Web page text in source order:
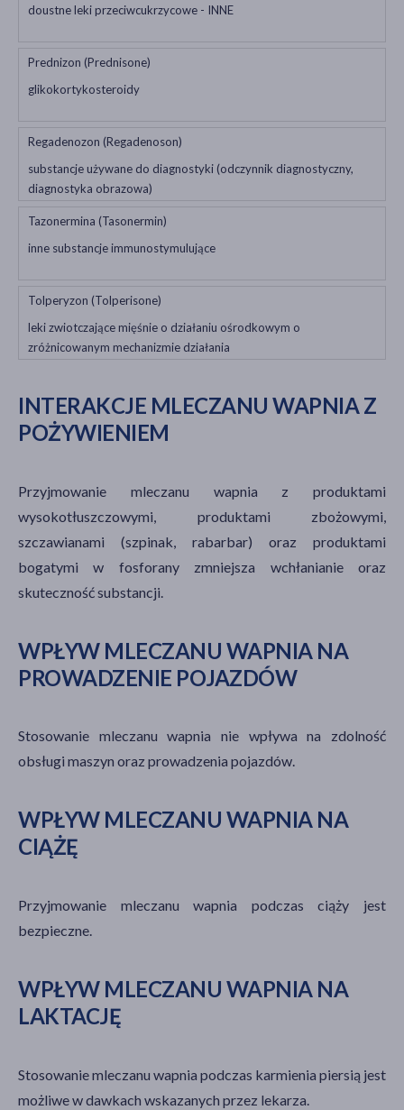
doustne leki przeciwcukrzycowe - INNE
Prednizon (Prednisone)
glikokortykosteroidy
Regadenozon (Regadenoson)
substancje używane do diagnostyki (odczynnik diagnostyczny,
diagnostyka obrazowa)
Tazonermina (Tasonermin)
inne substancje immunostymulujące
Tolperyzon (Tolperisone)
leki zwiotczające mięśnie o działaniu ośrodkowym o
zróżnicowanym mechanizmie działania
INTERAKCJE MLECZANU WAPNIA Z
POŻYWIENIEM
Przyjmowanie mleczanu wapnia z produktami
wysokotłuszczowymi, produktami zbożowymi,
szczawianami (szpinak, rabarbar) oraz produktami
bogatymi w fosforany zmniejsza wchłanianie oraz
skuteczność substancji.
WPŁYW MLECZANU WAPNIA NA
PROWADZENIE POJAZDÓW
Stosowanie mleczanu wapnia nie wpływa na zdolność
obsługi maszyn oraz prowadzenia pojazdów.
WPŁYW MLECZANU WAPNIA NA
CIĄŻĘ
Przyjmowanie mleczanu wapnia podczas ciąży jest
bezpieczne.
WPŁYW MLECZANU WAPNIA NA
LAKTACJĘ
Stosowanie mleczanu wapnia podczas karmienia piersią jest
możliwe w dawkach wskazanych przez lekarza.